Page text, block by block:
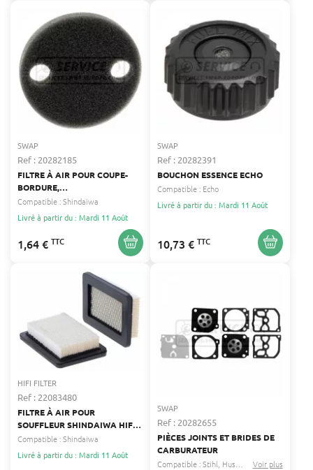
SWAP
Ref : 20282185
FILTRE À AIR POUR COUPE-
BORDURE,
DÉBROUSSAILLEUSE,
SOUFFLEUR, TONDEUSE
SHINDAIWA SHINDAIWA
Compatible :Shindaiwa
Livré à partir du : Mardi 11 Août
1,64 € TTC
SWAP
Ref : 20282391
BOUCHON ESSENCE ECHO
Compatible : Echo
Livré à partir du : Mardi 11 Août
10,73 € TTC
HIFI FILTER
Ref : 22083480
FILTRE À AIR POUR
SOUFFLEUR SHINDAIWA HIFI
FILTER 68242-82120
Compatible :Shindaiwa
Livré à partir du : Mardi 11 Août
SWAP
Ref : 20282655
PIÈCES JOINTS ET BRIDES DE
CARBURATEUR
Compatible :Stihl Husqvarna ...
Voir plus